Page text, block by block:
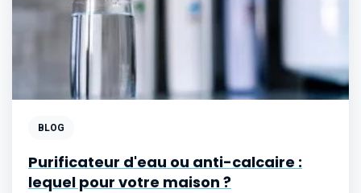
BLOG
Purificateur d'eau ou anti-calcaire :
lequel pour votre maison ?